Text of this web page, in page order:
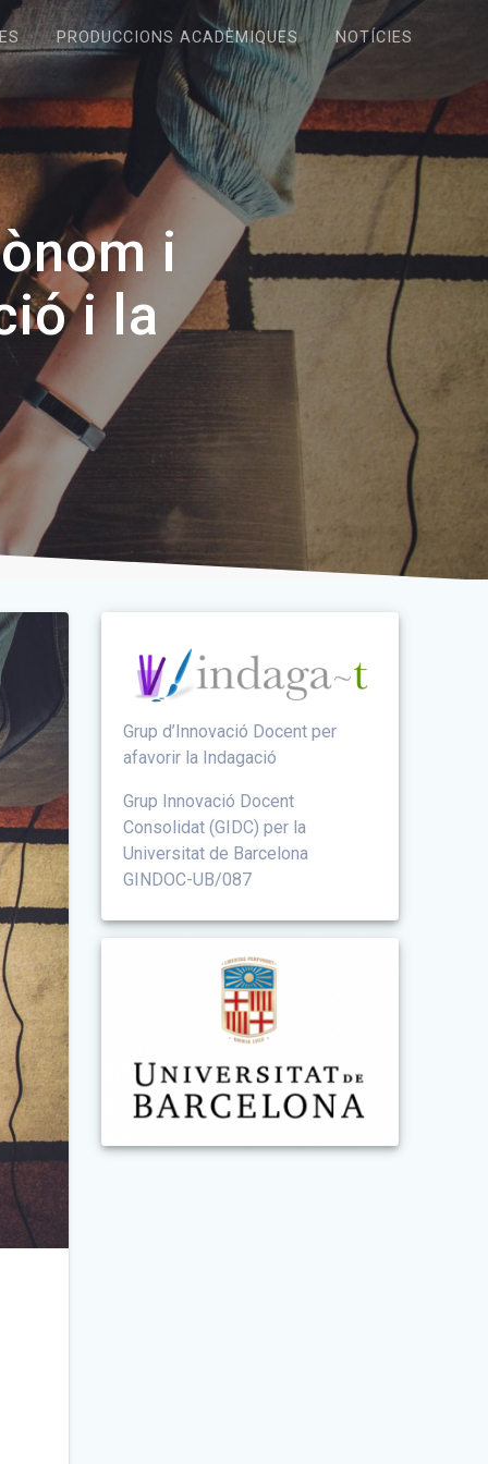
PRODUCCIONS ACADÈMIQUES NOTÍCIES
i
i la
Grup d’Innovació Docent per
afavorir la Indagació
Grup Innovació Docent
Consolidat (GIDC) per la
Universitat de Barcelona
GINDOC-UB/087